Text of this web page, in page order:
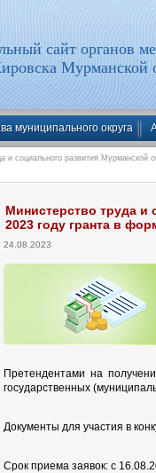
сайт органов
Мурманской
муниципального округа
и социального развития Мурманской
Министерство труда и
2023 году гранта в
24.08.2023
Претендентами на
государственных
Документы для участия в
Срок приема заявок: с